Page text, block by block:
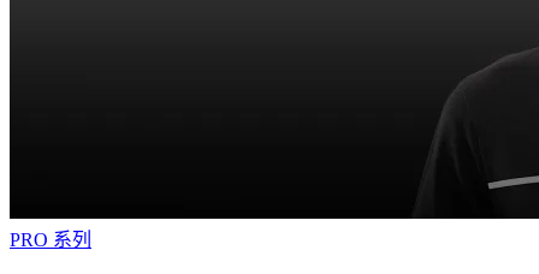
PRO 系列